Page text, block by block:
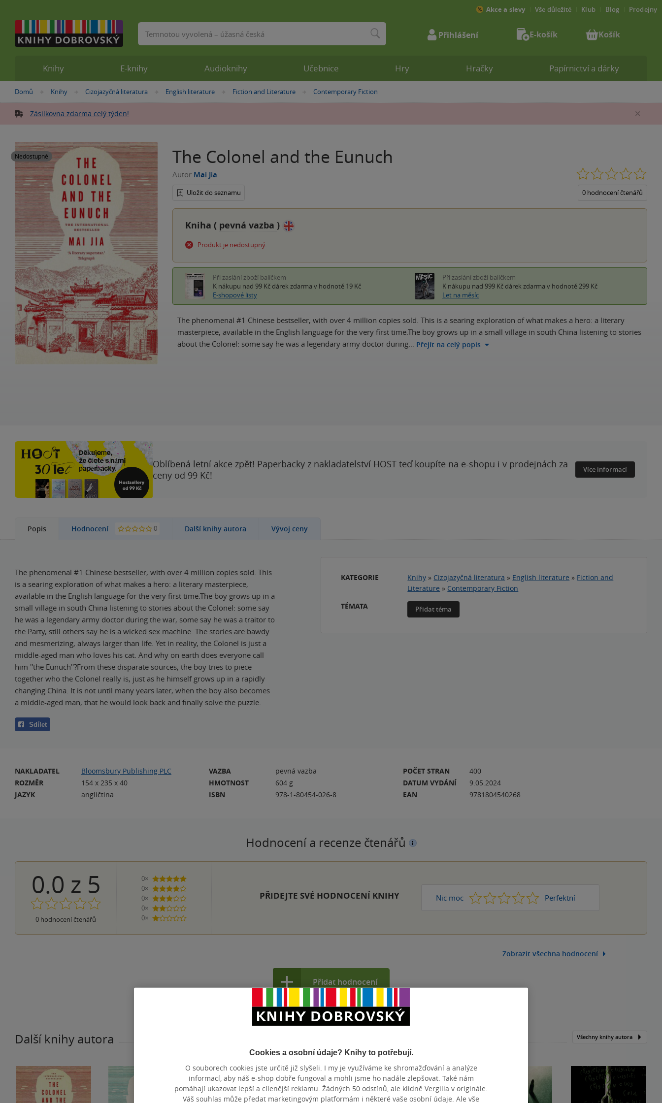
Nacházíte
zde:
Domů »
Knihy »
Cizojazyčná literatura »
English literature »Fiction and Literature »
Contemporary Fiction
Zásilkovna zdarma celý týden!
Nedostupné The Colonel and the Eunuch
Autor Mai Jia
Uložit do seznamu 0 hodnocení čtenářů
Kniha ( pevná vazba )
Produkt je nedostupný.
Při zaslání zboží balíčkem
K nákupu nad 99 Kč dárek zdarma v hodnotě 19 Kč
E-shopové listy
Při zaslání zboží balíčkem
K nákupu nad 999 Kč dárek zdarma v hodnotě 299 Kč
Let na měsíc
The phenomenal #1 Chinese bestseller, with over 4 million copies sold. This is a searing exploration of what makes a hero: a literary
masterpiece, available in the English language for the very first time.The boy grows up in a small village in south China listening to stories
about the Colonel: some say he was a legendary army doctor during… Přejít na celý popis
Oblíbená letní akce zpět! Paperbacky z nakladatelství HOST teď koupíte na e-shopu i v prodejnách za
ceny od 99 Kč!
Více informací
Popis Hodnocení 0 Další knihy autora Vývoj ceny
The phenomenal #1 Chinese bestseller, with over 4 million copies sold. This
is a searing exploration of what makes a hero: a literary masterpiece,
available in the English language for the very first time.The boy grows up in a
small village in south China listening to stories about the Colonel: some say
he was a legendary army doctor during the war, some say he was a traitor to
the Party, still others say he is a wicked sex machine. The stories are bawdy
and mesmerizing, always larger than life. Yet in reality, the Colonel is just a
middle-aged man who loves his cat. And why on earth does everyone call
him ''the Eunuch''?From these disparate sources, the boy tries to piece
together who the Colonel really is, just as he himself grows up in a rapidly
changing China. It is not until many years later, when the boy also becomes
a middle-aged man, that he would look back and finally solve the puzzle.
Sdílet
KATEGORIE Knihy » Cizojazyčná literatura » English literature » Fiction and
Literature » Contemporary Fiction
TÉMATA
Přidat téma
NAKLADATEL
Bloomsbury Publishing PLC
ROZMĚR
154 x 235 x 40
JAZYK
angličtina
VAZBA
pevná vazba
HMOTNOST
604 g
ISBN
978-1-80454-026-8
POČET STRAN
400
DATUM VYDÁNÍ
9.05.2024
EAN
9781804540268
Hodnocení a recenze čtenářů
0.0 z 5
0 hodnocení čtenářů
0×
5 hvězdiček
0×
4 hvězdičky
0×
3 hvězdičky
0×
2 hvězdičky
0×
1 hvezdička
PŘIDEJTE SVÉ HODNOCENÍ KNIHY Nic moc 1 2 3 4 Perfektní
5
Zobrazit všechna hodnocení
Přidat hodnocení
Další knihy autora Všechny knihy autora
Knihy E-knihy Audioknihy Učebnice Hry Hračky Papírnictví a dárky
Akce a slevy Vše důležité Klub Blog Prodejny
Vyhledávání Přihlášení E-košík Košík
Cookies a osobní údaje? Knihy to potřebují.
O souborech cookies jste určitě již slyšeli. I my je využíváme ke shromažďování a analýze
informací, aby náš e-shop dobře fungoval a mohli jsme ho nadále zlepšovat. Také nám
pomáhají ukazovat lepší a cílenější reklamu. Žádných 50 odstínů, ale klidně Vergilia v originále.
Váš souhlas může předat marketingovým platformám i některé vaše osobní údaje. Ale vše